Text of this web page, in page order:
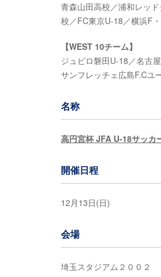
青森山田高校／浦和レッ
校／FC東京U-18／横浜F
【WEST 10チーム】
ジュビロ磐田U-18／名古
サンフレッチェ広島F.Cユ
名称
高円宮杯 JFA U-18サッカ
開催日程
12月13日(日)
会場
埼玉スタジアム２００２